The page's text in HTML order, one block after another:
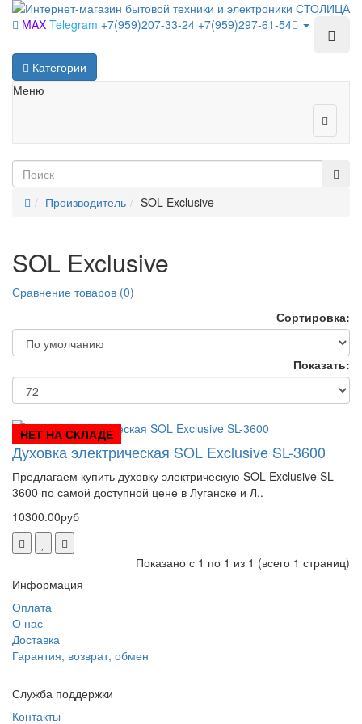
MAX Telegram +7(959)207-33-24 +7(959)297-61-54
Категории
Меню
Производитель SOL Exclusive
SOL Exclusive
Сравнение товаров (0)
Сортировка:
Показать:
НЕТ НА СКЛАДЕ
Духовка электрическая SOL Exclusive SL-3600
Предлагаем купить духовку электрическую SOL Exclusive SL-
3600 по самой доступной цене в Луганске и Л..
10300.00руб
Показано с 1 по 1 из 1 (всего 1 страниц)
Информация
Оплата
О нас
Доставка
Гарантия, возврат, обмен
Служба поддержки
Контакты